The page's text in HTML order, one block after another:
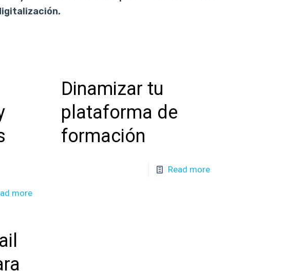
more
Dinamizar tu
plataforma de
formación
Read more